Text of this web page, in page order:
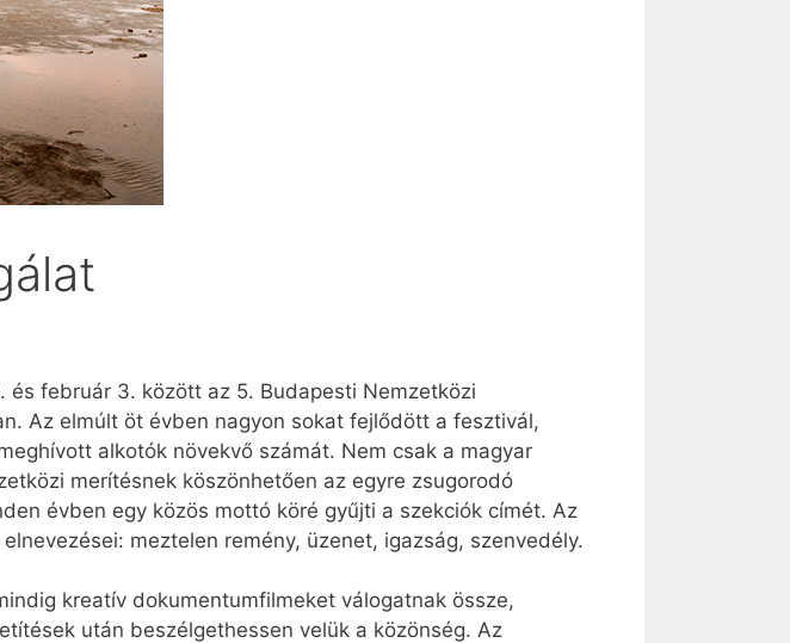
február 3. között az 5. Budapesti Nemzetközi
Az elmúlt öt évben nagyon sokat fejlődött a fesztivál,
alkotók növekvő számát. Nem csak a magyar
merítésnek köszönhetően az egyre zsugorodó
évben egy közös mottó köré gyűjti a szekciók címét. Az
meztelen remény, üzenet, igazság, szenvedély.
kreatív dokumentumfilmeket válogatnak össze,
után beszélgethessen velük a közönség. Az